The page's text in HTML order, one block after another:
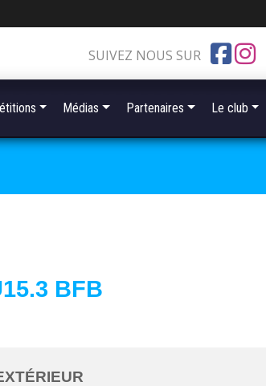
BFB
SUIVEZ NOUS SUR
Médias Partenaires Le club